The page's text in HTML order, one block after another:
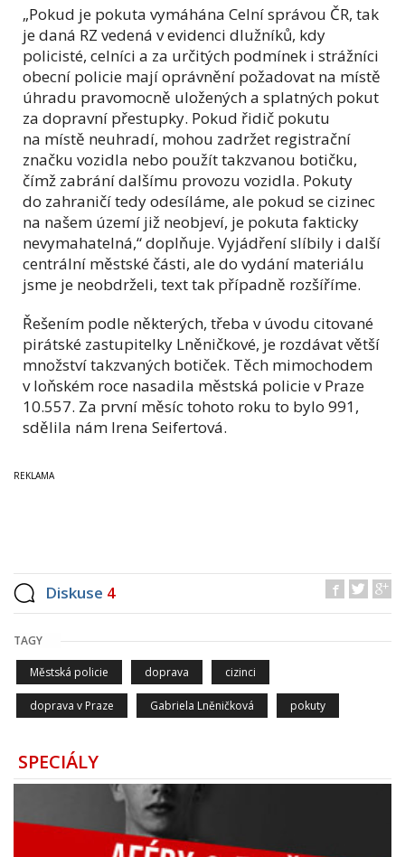
„Pokud je pokuta vymáhána Celní správou ČR, tak
je daná RZ vedená v evidenci dlužníků, kdy
policisté, celníci a za určitých podmínek i strážníci
obecní policie mají oprávnění požadovat na místě
úhradu pravomocně uložených a splatných pokut
za dopravní přestupky. Pokud řidič pokutu
na místě neuhradí, mohou zadržet registrační
značku vozidla nebo použít takzvanou botičku,
čímž zabrání dalšímu provozu vozidla. Pokuty
do zahraničí tedy odesíláme, ale pokud se cizinec
na našem území již neobjeví, je pokuta fakticky
nevymahatelná,“ doplňuje. Vyjádření slíbily i další
centrální městské části, ale do vydání materiálu
jsme je neobdrželi, text tak případně rozšíříme.
Řešením podle některých, třeba v úvodu citované
pirátské zastupitelky Lněničkové, je rozdávat větší
množství takzvaných botiček. Těch mimochodem
v loňském roce nasadila městská policie v Praze
10.557. Za první měsíc tohoto roku to bylo 991,
sdělila nám Irena Seifertová.
Diskuse 4
TAGY
Městská policie doprava cizinci
doprava v Praze Gabriela Lněničková pokuty
SPECIÁLY